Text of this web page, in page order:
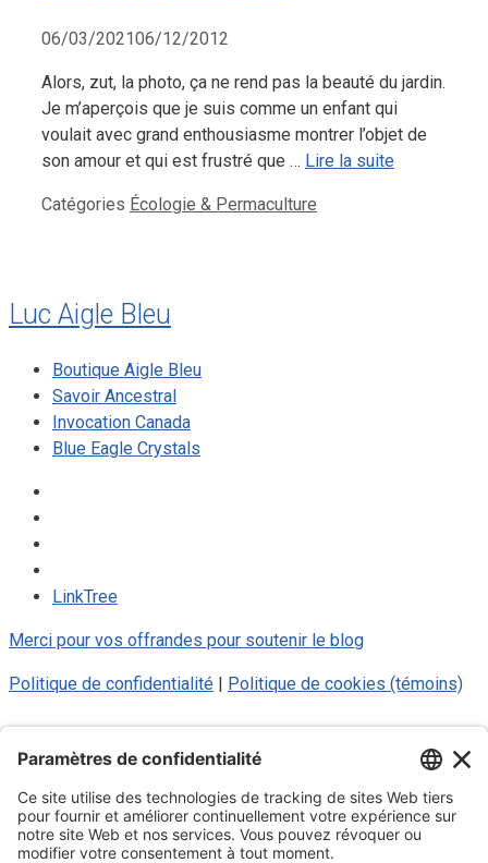
06/03/202106/12/2012
Alors, zut, la photo, ça ne rend pas la beauté du jardin.
Je m’aperçois que je suis comme un enfant qui
voulait avec grand enthousiasme montrer l’objet de
son amour et qui est frustré que … Lire la suite
Catégories Écologie & Permaculture
Luc Aigle Bleu
Boutique Aigle Bleu
Savoir Ancestral
Invocation Canada
Blue Eagle Crystals
LinkTree
Merci pour vos offrandes pour soutenir le blog
Politique de confidentialité | Politique de cookies (témoins)
S'inscrire à mon Infolettre